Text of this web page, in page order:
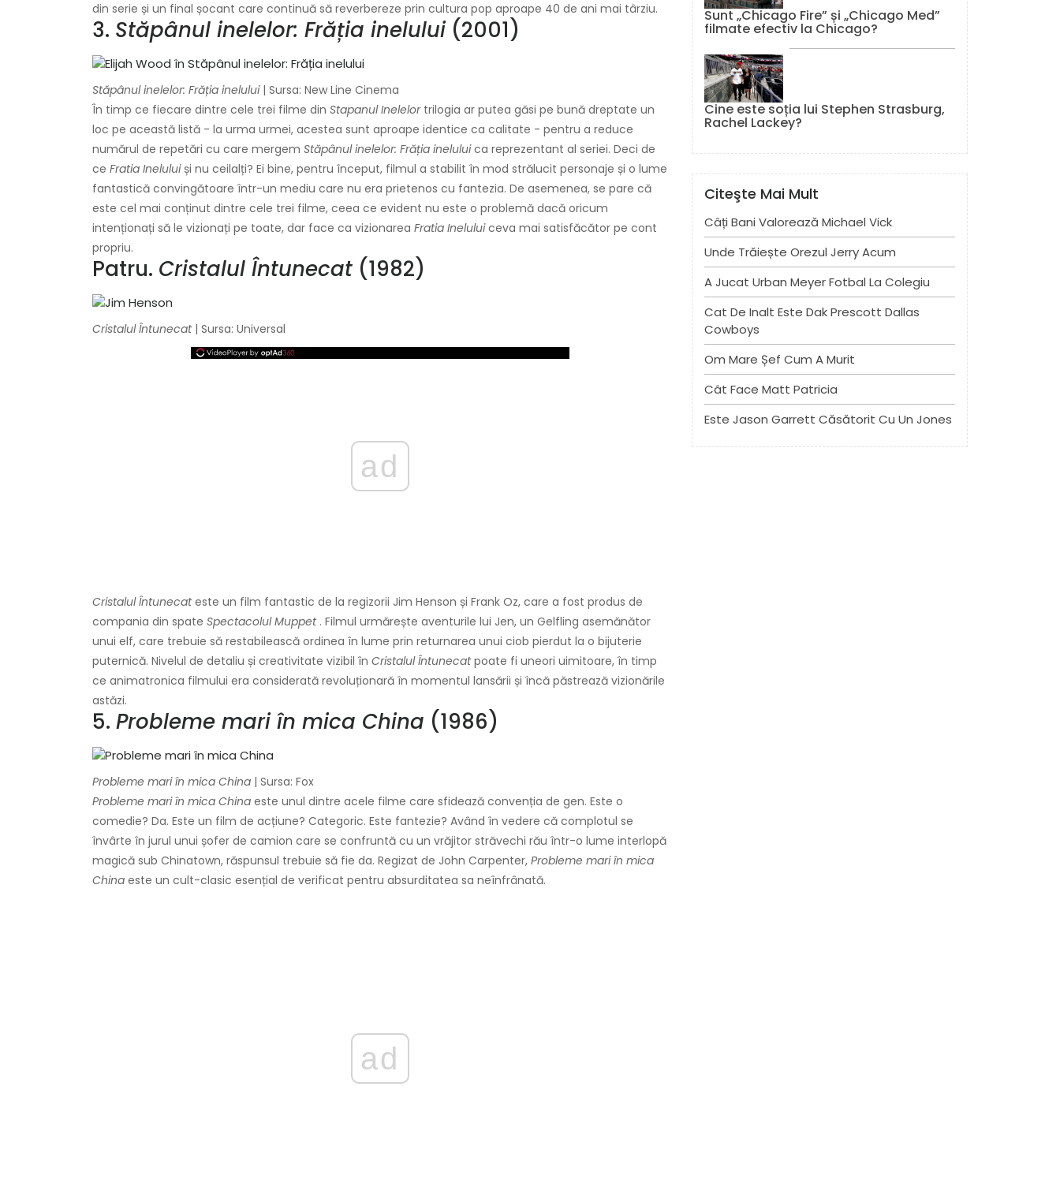
din serie și un final șocant care continuă să reverbereze prin cultura pop aproape 40 de ani mai târziu.
3. Stăpânul inelelor: Frăția inelului(2001)
Stăpânul inelelor: Frăția inelului| Sursa: New Line Cinema
În timp ce fiecare dintre cele trei filme din Stapanul Inelelortrilogia ar putea găsi pe bună dreptate un
loc pe această listă - la urma urmei, acestea sunt aproape identice ca calitate - pentru a reduce
numărul de repetări cu care mergem Stăpânul inelelor: Frăția ineluluica reprezentant al seriei. Deci de
ce Fratia Ineluluiși nu ceilalți? Ei bine, pentru început, filmul a stabilit în mod strălucit personaje și o lume
fantastică convingătoare într-un mediu care nu era prietenos cu fantezia. De asemenea, se pare că
este cel mai conținut dintre cele trei filme, ceea ce evident nu este o problemă dacă oricum
intenționați să le vizionați pe toate, dar face ca vizionarea Fratia Ineluluiceva mai satisfăcător pe cont
propriu.
Patru. Cristalul Întunecat (1982)
Cristalul Întunecat| Sursa: Universal
ad
Cristalul Întunecateste un film fantastic de la regizorii Jim Henson și Frank Oz, care a fost produs de
compania din spate Spectacolul Muppet. Filmul urmărește aventurile lui Jen, un Gelfling asemănător
unui elf, care trebuie să restabilească ordinea în lume prin returnarea unui ciob pierdut la o bijuterie
puternică. Nivelul de detaliu și creativitate vizibil în Cristalul Întunecatpoate fi uneori uimitoare, în timp
ce animatronica filmului era considerată revoluționară în momentul lansării și încă păstrează vizionările
astăzi.
5. Probleme mari în mica China (1986)
Probleme mari în mica China | Sursa: Fox
Probleme mari în mica China este unul dintre acele filme care sfidează convenția de gen. Este o
comedie? Da. Este un film de acțiune? Categoric. Este fantezie? Având în vedere că complotul se
învârte în jurul unui șofer de camion care se confruntă cu un vrăjitor străvechi rău într-o lume interlopă
magică sub Chinatown, răspunsul trebuie să fie da. Regizat de John Carpenter, Probleme mari în mica
China este un cult-clasic esențial de verificat pentru absurditatea sa neînfrânată.
ad
Sunt „Chicago Fire” și „Chicago Med”
filmate efectiv la Chicago?
Cine este soția lui Stephen Strasburg,
Rachel Lackey?
Citeşte Mai Mult
Câți Bani Valorează Michael Vick
Unde Trăiește Orezul Jerry Acum
A Jucat Urban Meyer Fotbal La Colegiu
Cat De Inalt Este Dak Prescott Dallas
Cowboys
Om Mare Șef Cum A Murit
Cât Face Matt Patricia
Este Jason Garrett Căsătorit Cu Un Jones